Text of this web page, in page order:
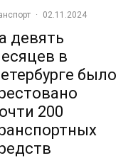
· 02.11.2024
девять
в
было
200